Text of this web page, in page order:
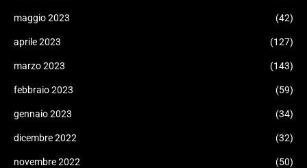
maggio 2023 (42)
aprile 2023 (127)
marzo 2023 (143)
febbraio 2023 (59)
gennaio 2023 (34)
dicembre 2022 (32)
novembre 2022 (50)